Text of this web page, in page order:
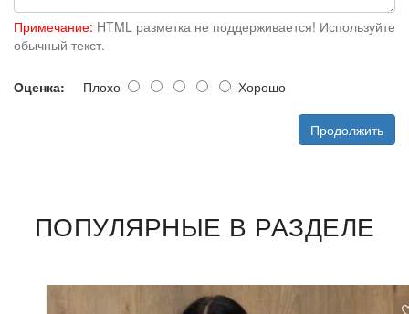
Примечание: HTML разметка не поддерживается! Используйте
обычный текст.
Оценка: Плохо Хорошо
Продолжить
ПОПУЛЯРНЫЕ В РАЗДЕЛЕ